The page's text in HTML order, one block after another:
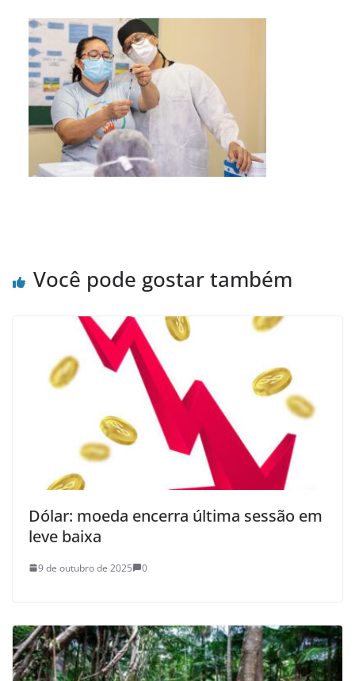
Você pode gostar também
Dólar: moeda encerra última sessão em
leve baixa
9 de outubro de 2025 0